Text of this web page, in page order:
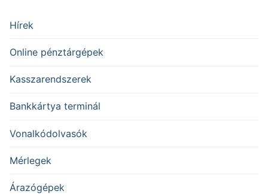
Hírek
Online pénztárgépek
Kasszarendszerek
Bankkártya terminál
Vonalkódolvasók
Mérlegek
Árazógépek